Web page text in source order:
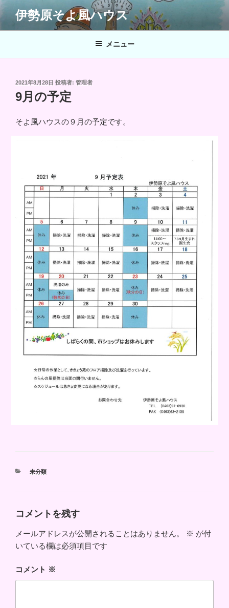
ン
テ
伊勢原そよ風ハウス
メニュー
投
稿
日:
2021年8月28日 投稿者: 管理者
9月の予定
そよ風ハウスの９月の予定です。
カ
未分類
コメントを残す
メールアドレスが公開されることはありません。 ※ が付
いている欄は必須項目です
コメント ※